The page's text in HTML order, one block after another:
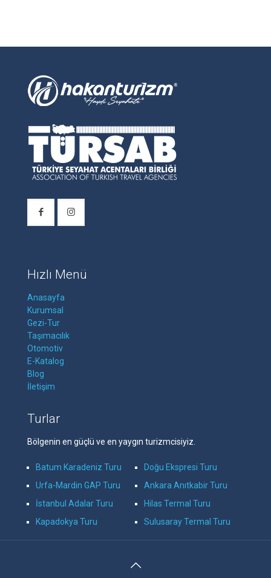
Hızlı Menü
Anasayfa
Kurumsal
Gezi-Tur
Taşımacılık
Otomotiv
E-Katalog
Blog
İletişim
Turlar
Bölgenin en güçlü ve en yaygın turizmcisiyiz.
Batum Karadeniz Turu
Urfa-Mardin GAP Turu
İstanbul Adalar Turu
Kapadokya Turu
Doğu Ekspresi Turu
Ankara Anıtkabir Turu
Hilas Termal Turu
Sulusaray Termal Turu